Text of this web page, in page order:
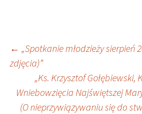
Nawigacja
wpisu
← „Spotkanie młodzieży sierpień
zdjęcia)”
„Ks. Krzysztof
Wniebowzięcia Najświętszej
(O nieprzywiązywaniu się do